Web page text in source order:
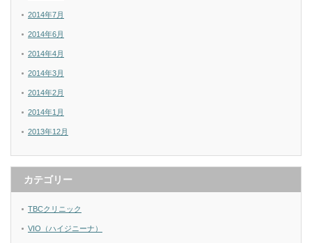
2014年7月
2014年6月
2014年4月
2014年3月
2014年2月
2014年1月
2013年12月
カテゴリー
TBCクリニック
VIO（ハイジニーナ）